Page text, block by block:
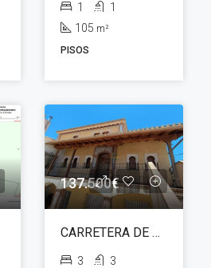
1
1
105 m²
PISOS
137.500€
CARRETERA DE GRANADA
3
3